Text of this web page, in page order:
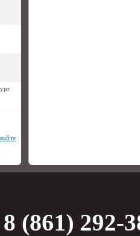
8 (861) 292-